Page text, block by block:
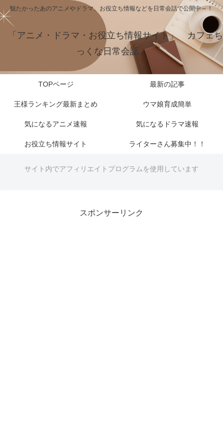
観たかったあのアニメやドラマ、お役立ち情報などを日常会話で公開中～！
「アニメ・ドラマ・お役立ち情報サイト」 カフェち
っくな日常会話
TOPページ 最新の記事
王様ランキング最新まとめ ウマ娘育成簡単
気になるアニメ速報 気になるドラマ速報
お役立ち情報サイト ライターさん募集中！！
サイト内でアフィリエイトプログラムを使用しています
スポンサーリンク